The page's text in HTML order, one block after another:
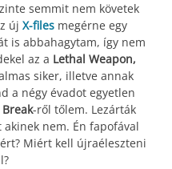
semmit nem követek
új X-files megérne egy
is abbahagytam, így nem
az a Lethal Weapon,
siker, illetve annak
a négy évadot egyetlen
-ről tőlem. Lezárták
nem. Én fapofával
Miért kell újraéleszteni